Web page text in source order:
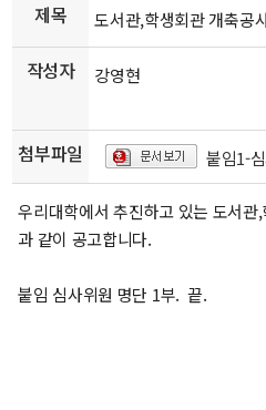
제목 도서관,학생회관 개축공
작성자 강영현
첨부파일 붙임1-
우리대학에서 추진하고 있는 도서
과 같이 공고합니다.
붙임 심사위원 명단 1부. 끝.